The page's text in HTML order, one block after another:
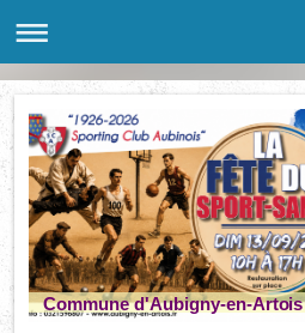
Commune d'Aubigny-en-Artois